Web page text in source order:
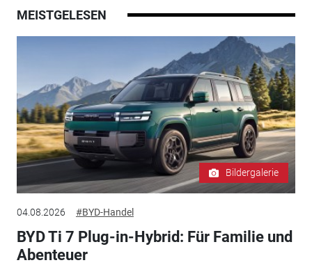
MEISTGELESEN
Bildergalerie
04.08.2026 #BYD-Handel
BYD Ti 7 Plug-in-Hybrid: Für Familie und
Abenteuer